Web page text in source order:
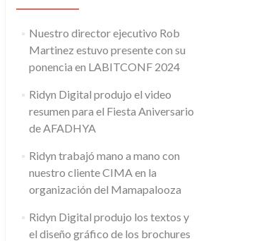
Nuestro director ejecutivo Rob
Martinez estuvo presente con su
ponencia en LABITCONF 2024
Ridyn Digital produjo el video
resumen para el Fiesta Aniversario
de AFADHYA
Ridyn trabajó mano a mano con
nuestro cliente CIMA en la
organización del Mamapalooza
Ridyn Digital produjo los textos y
el diseño gráfico de los brochures